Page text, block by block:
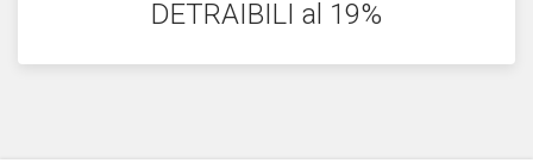
DETRAIBILI al 19%